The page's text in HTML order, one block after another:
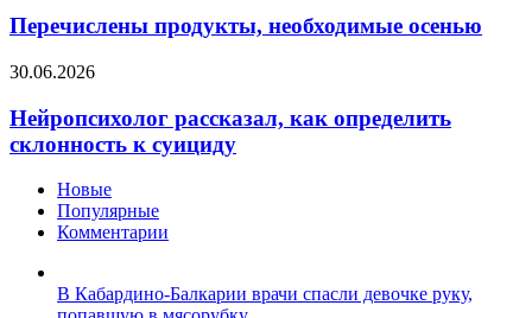
необходимые
осенью
Перечислены продукты, необходимые осенью
Нейропсихолог
как
определить
склонность
суициду
30.06.2026
Нейропсихолог рассказал, как определить
склонность к суициду
Новые
Популярные
Комментарии
В Кабардино-Балкарии врачи спасли девочке руку,